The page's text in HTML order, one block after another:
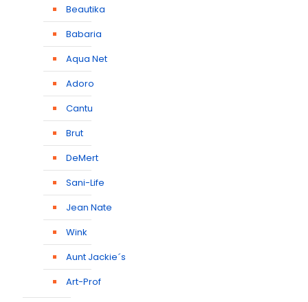
Beautika
Babaria
Aqua Net
Adoro
Cantu
Brut
DeMert
Sani-Life
Jean Nate
Wink
Aunt Jackie´s
Art-Prof